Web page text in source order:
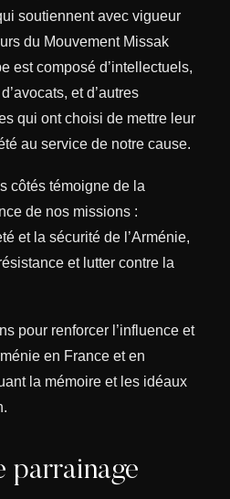
soutiennent avec vigueur
du Mouvement Missak
est composé d’intellectuels,
et d’autres
qui ont choisi de mettre leur
au service de notre cause.
côtés témoigne de la
de nos missions :
et la sécurité de l’Arménie,
et lutter contre la
pour renforcer l’influence et
en France et en
la mémoire et les idéaux
parrainage